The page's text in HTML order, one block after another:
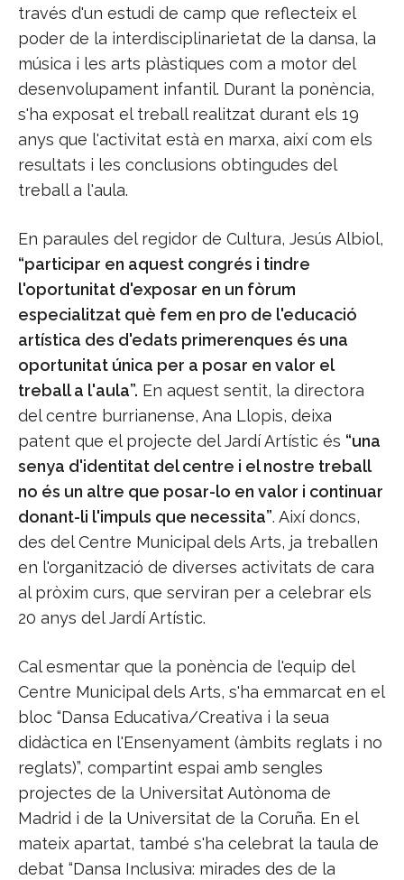
través d'un estudi de camp que reflecteix el
poder de la interdisciplinarietat de la dansa, la
música i les arts plàstiques com a motor del
desenvolupament infantil. Durant la ponència,
s'ha exposat el treball realitzat durant els 19
anys que l'activitat està en marxa, així com els
resultats i les conclusions obtingudes del
treball a l'aula.
En paraules del regidor de Cultura, Jesús Albiol,
“participar en aquest congrés i tindre
l'oportunitat d'exposar en un fòrum
especialitzat què fem en pro de l'educació
artística des d'edats primerenques és una
oportunitat única per a posar en valor el
treball a l'aula”. En aquest sentit, la directora
del centre burrianense, Ana Llopis, deixa
patent que el projecte del Jardí Artístic és “una
senya d'identitat del centre i el nostre treball
no és un altre que posar-lo en valor i continuar
donant-li l'impuls que necessita”. Així doncs,
des del Centre Municipal dels Arts, ja treballen
en l'organització de diverses activitats de cara
al pròxim curs, que serviran per a celebrar els
20 anys del Jardí Artístic.
Cal esmentar que la ponència de l'equip del
Centre Municipal dels Arts, s'ha emmarcat en el
bloc “Dansa Educativa/Creativa i la seua
didàctica en l'Ensenyament (àmbits reglats i no
reglats)”, compartint espai amb sengles
projectes de la Universitat Autònoma de
Madrid i de la Universitat de la Coruña. En el
mateix apartat, també s'ha celebrat la taula de
debat “Dansa Inclusiva: mirades des de la